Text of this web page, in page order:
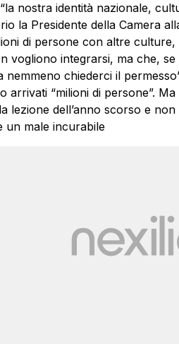
nostra identità nazionale,
la Presidente della Camera
di persone con altre
vogliono integrarsi, ma che,
chiederci il
arrivati “milioni di persone”.
lezione dell’anno scorso e
un male incurabile